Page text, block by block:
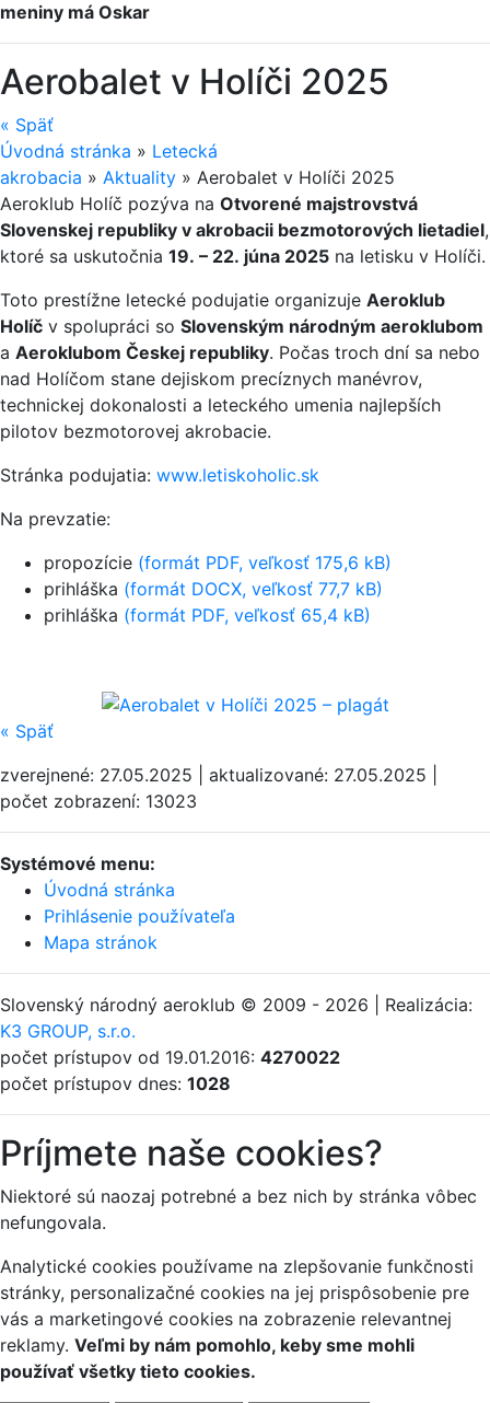
meniny má Oskar
Aerobalet v Holíči 2025
« Späť
Úvodná stránka » Letecká
akrobacia » Aktuality » Aerobalet v Holíči 2025
Aeroklub Holíč pozýva na Otvorené majstrovstvá
Slovenskej republiky v akrobacii bezmotorových lietadiel,
ktoré sa uskutočnia 19. – 22. júna 2025 na letisku v Holíči.
Toto prestížne letecké podujatie organizuje Aeroklub
Holíč v spolupráci so Slovenským národným aeroklubom
a Aeroklubom Českej republiky. Počas troch dní sa nebo
nad Holíčom stane dejiskom precíznych manévrov,
technickej dokonalosti a leteckého umenia najlepších
pilotov bezmotorovej akrobacie.
Stránka podujatia: www.letiskoholic.sk
Na prevzatie:
propozície (formát PDF, veľkosť 175,6 kB)
prihláška (formát DOCX, veľkosť 77,7 kB)
prihláška (formát PDF, veľkosť 65,4 kB)
« Späť
zverejnené: 27.05.2025 | aktualizované: 27.05.2025 |
počet zobrazení: 13023
Systémové menu:
Úvodná stránka
Prihlásenie používateľa
Mapa stránok
Slovenský národný aeroklub © 2009 - 2026 | Realizácia:
K3 GROUP, s.r.o.
počet prístupov od 19.01.2016: 4270022
počet prístupov dnes: 1028
Príjmete naše cookies?
Niektoré sú naozaj potrebné a bez nich by stránka vôbec
nefungovala.
Analytické cookies používame na zlepšovanie funkčnosti
stránky, personalizačné cookies na jej prispôsobenie pre
vás a marketingové cookies na zobrazenie relevantnej
reklamy. Veľmi by nám pomohlo, keby sme mohli
používať všetky tieto cookies.